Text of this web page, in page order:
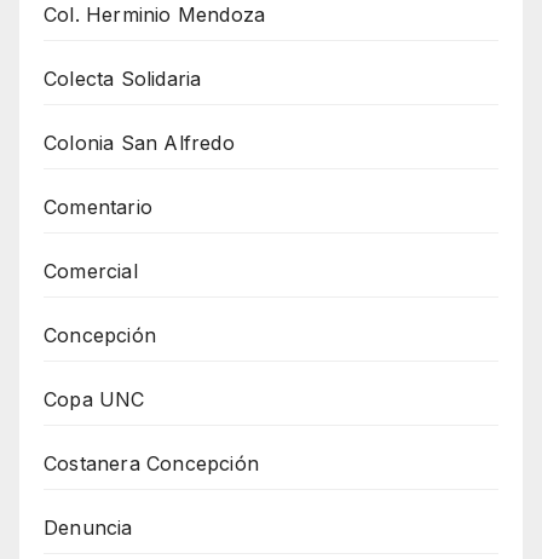
Col. Herminio Mendoza
Colecta Solidaria
Colonia San Alfredo
Comentario
Comercial
Concepción
Copa UNC
Costanera Concepción
Denuncia